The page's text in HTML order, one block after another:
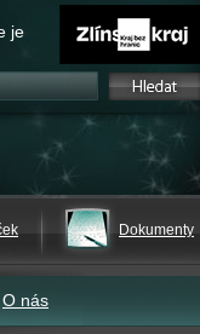
je
Dokumenty
O nás